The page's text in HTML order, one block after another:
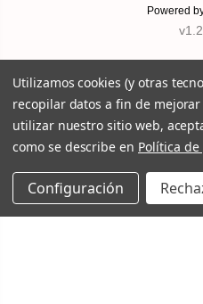
Powered
Utilizamos cookies (y otras
recopilar datos a fin de
utilizar nuestro sitio web,
como se describe en Política
Configuración